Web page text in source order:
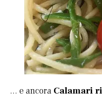
… e ancora Calamari